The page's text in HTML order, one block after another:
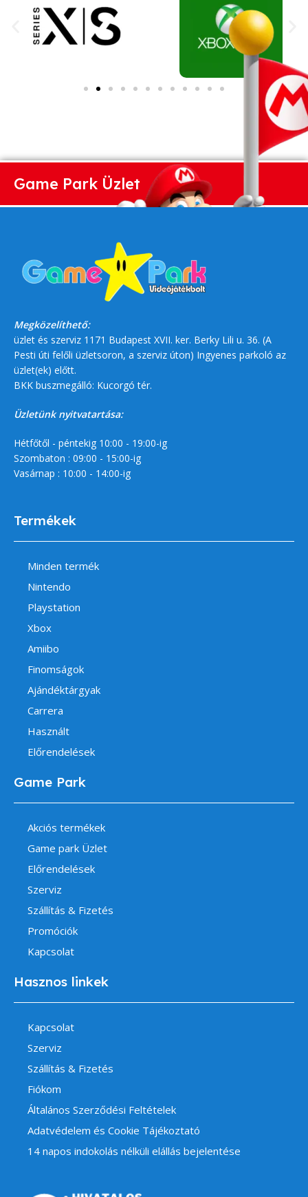
Game Park Üzlet
Megközelíthető:
üzlet és szerviz 1171 Budapest XVII. ker. Berky Lili u. 36. (A
Pesti úti felőli üzletsoron, a szerviz úton) Ingyenes parkoló az
üzlet(ek) előtt.
BKK buszmegálló: Kucorgó tér.
Üzletünk nyitvatartása:
Hétfőtől - péntekig 10:00 - 19:00-ig
Szombaton : 09:00 - 15:00-ig
Vasárnap : 10:00 - 14:00-ig
Termékek
Minden termék
Nintendo
Playstation
Xbox
Amiibo
Finomságok
Ajándéktárgyak
Carrera
Használt
Előrendelések
Game Park
Akciós termékek
Game park Üzlet
Előrendelések
Szerviz
Szállítás & Fizetés
Promóciók
Kapcsolat
Hasznos linkek
Kapcsolat
Szerviz
Szállítás & Fizetés
Fiókom
Általános Szerződési Feltételek
Adatvédelem és Cookie Tájékoztató
14 napos indokolás nélküli elállás bejelentése